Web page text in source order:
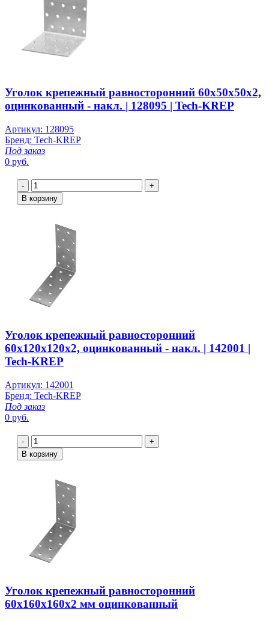
Уголок крепежный равносторонний 60х50х50х2,
оцинкованный - накл. | 128095 | Tech-KREP
Артикул: 128095
Бренд: Tech-KREP
Под заказ
0 руб.
-
+
В корзину
Уголок крепежный равносторонний
60х120х120х2, оцинкованный - накл. | 142001 |
Tech-KREP
Артикул: 142001
Бренд: Tech-KREP
Под заказ
0 руб.
-
+
В корзину
Уголок крепежный равносторонний
60х160х160х2 мм оцинкованный